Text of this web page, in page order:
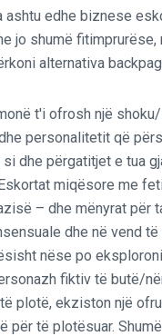
edhe biznese
jo shumë
alternativa
t'i ofrosh një
personalitetit që
dhe përgatitjet e tua
miqësore me
– dhe mënyrat për
dhe në vend të
nëse po
fiktiv të butë/
plotë, ekziston një
për të plotësuar.